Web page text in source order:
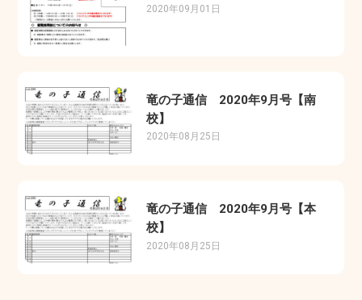
2020年09月01日
竜の子通信 2020年9月号【南
校】
2020年08月25日
竜の子通信 2020年9月号【本
校】
2020年08月25日